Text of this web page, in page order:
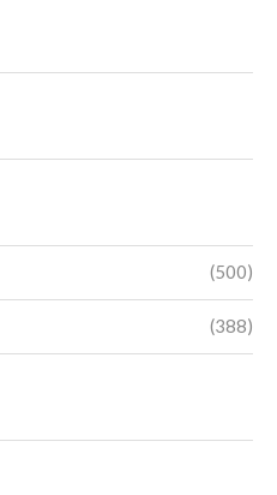
(500)
(388)